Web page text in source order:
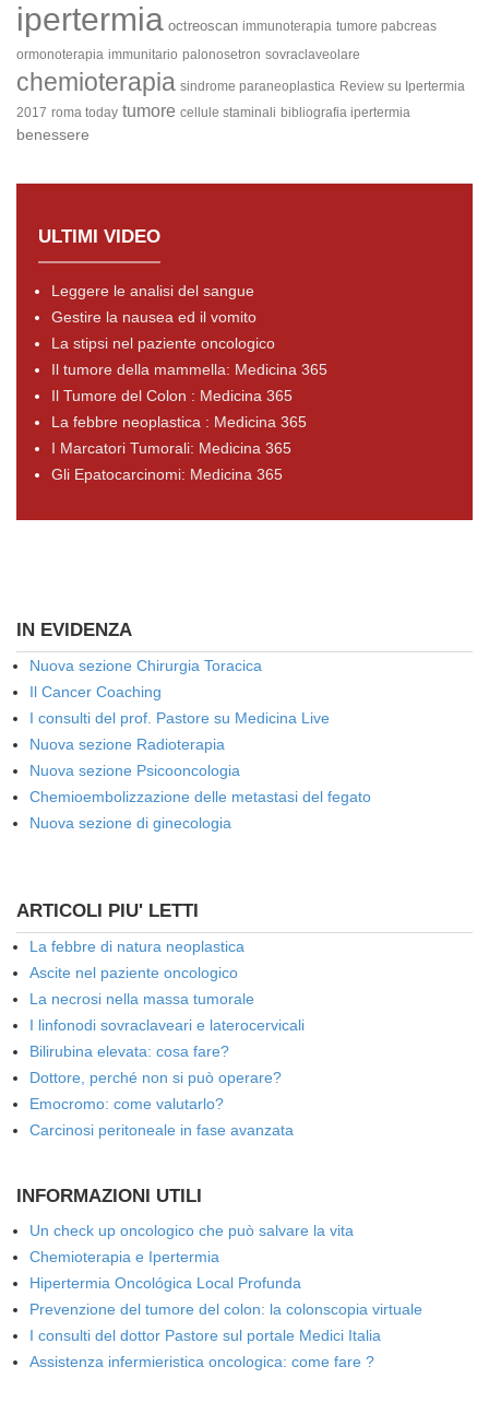
ipertermia octreoscan immunoterapia tumore pabcreas
ormonoterapia immunitario palonosetron sovraclaveolare
chemioterapia sindrome paraneoplastica Review su Ipertermia
2017 roma today tumore cellule staminali bibliografia ipertermia
benessere
ULTIMI VIDEO
Leggere le analisi del sangue
Gestire la nausea ed il vomito
La stipsi nel paziente oncologico
Il tumore della mammella: Medicina 365
Il Tumore del Colon : Medicina 365
La febbre neoplastica : Medicina 365
I Marcatori Tumorali: Medicina 365
Gli Epatocarcinomi: Medicina 365
IN EVIDENZA
Nuova sezione Chirurgia Toracica
Il Cancer Coaching
I consulti del prof. Pastore su Medicina Live
Nuova sezione Radioterapia
Nuova sezione Psicooncologia
Chemioembolizzazione delle metastasi del fegato
Nuova sezione di ginecologia
ARTICOLI PIU' LETTI
La febbre di natura neoplastica
Ascite nel paziente oncologico
La necrosi nella massa tumorale
I linfonodi sovraclaveari e laterocervicali
Bilirubina elevata: cosa fare?
Dottore, perché non si può operare?
Emocromo: come valutarlo?
Carcinosi peritoneale in fase avanzata
INFORMAZIONI UTILI
Un check up oncologico che può salvare la vita
Chemioterapia e Ipertermia
Hipertermia Oncológica Local Profunda
Prevenzione del tumore del colon: la colonscopia virtuale
I consulti del dottor Pastore sul portale Medici Italia
Assistenza infermieristica oncologica: come fare ?